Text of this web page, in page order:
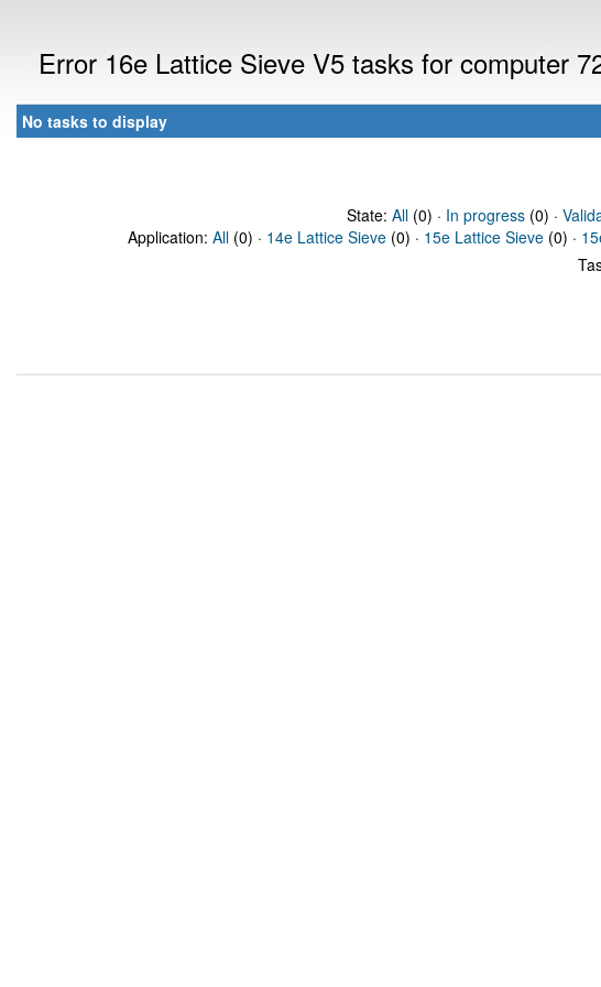
Error 16e Lattice Sieve V5 tasks for computer
No tasks to display
State: All(0) · In progress(0) ·
Application: All (0) · 14e Lattice Sieve (0) · 15e Lattice Sieve (0) ·